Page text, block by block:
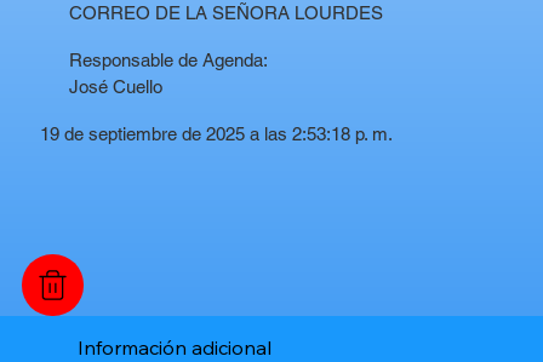
CORREO DE LA SEÑORA LOURDES
Responsable de Agenda:
José Cuello
19 de septiembre de 2025 a las 2:53:18 p. m.
Información adicional